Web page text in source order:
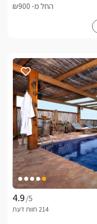
החל מ- ₪900
/5